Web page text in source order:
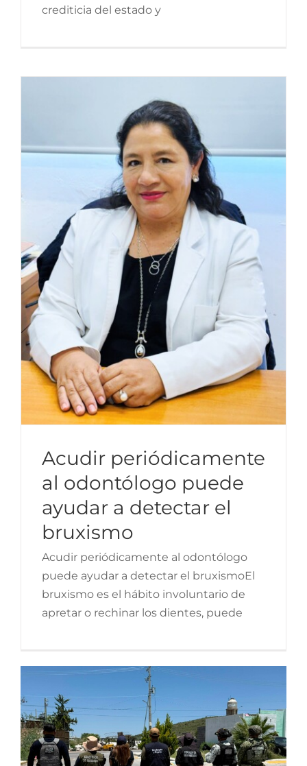
crediticia del estado y
Acudir periódicamente
al odontólogo puede
ayudar a detectar el
bruxismo
Acudir periódicamente al odontólogo
puede ayudar a detectar el bruxismoEl
bruxismo es el hábito involuntario de
apretar o rechinar los dientes, puede